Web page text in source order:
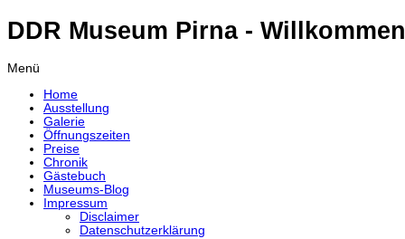
DDR Museum Pirna -
Menü
Home
Ausstellung
Galerie
Öffnungszeiten
Preise
Chronik
Gästebuch
Museums-Blog
Impressum
Disclaimer
Datenschutzerklärung